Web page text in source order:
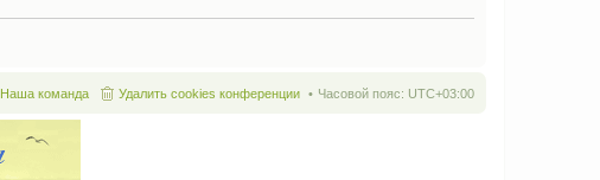
Часовой пояс: UTC+03:00
Удалить cookies конференции
Наша команда